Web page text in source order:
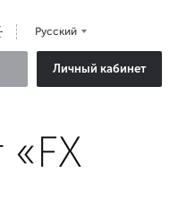
Русский
Личный кабинет